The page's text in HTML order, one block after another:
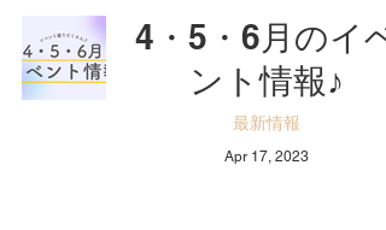
4・5・6月のイベ
ント情報♪
最新情報
Apr 17, 2023